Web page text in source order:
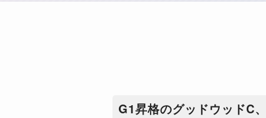
​G1昇格のグッドウッドC